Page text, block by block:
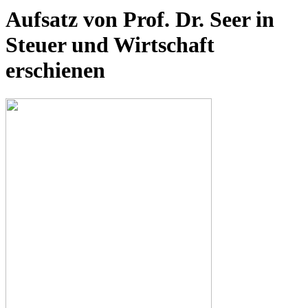
Aufsatz von Prof. Dr. Seer in
Steuer und Wirtschaft
erschienen